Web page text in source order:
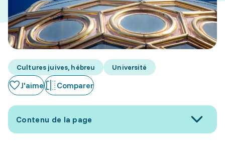
Cultures juives, hébreu Université
J'aime Comparer
Contenu de la page